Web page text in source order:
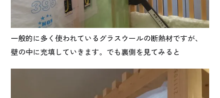
一般的に多く使われているグラスウールの断熱材ですが、
壁の中に充填していきます。でも裏側を見てみると